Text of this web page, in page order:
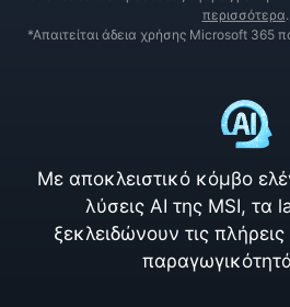
περισσότερα.
*Απαιτείται άδεια χρήσης Microsoft 365
Με αποκλειστικό κόμβο
λύσεις AI της MSI, τα
ξεκλειδώνουν τις